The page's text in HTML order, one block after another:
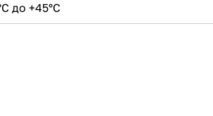
до +45°С